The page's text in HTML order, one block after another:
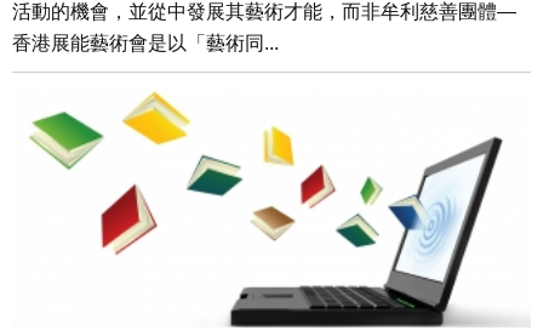
活動的機會，並從中發展其藝術才能，而非牟利慈善團體—
香港展能藝術會是以「藝術同...